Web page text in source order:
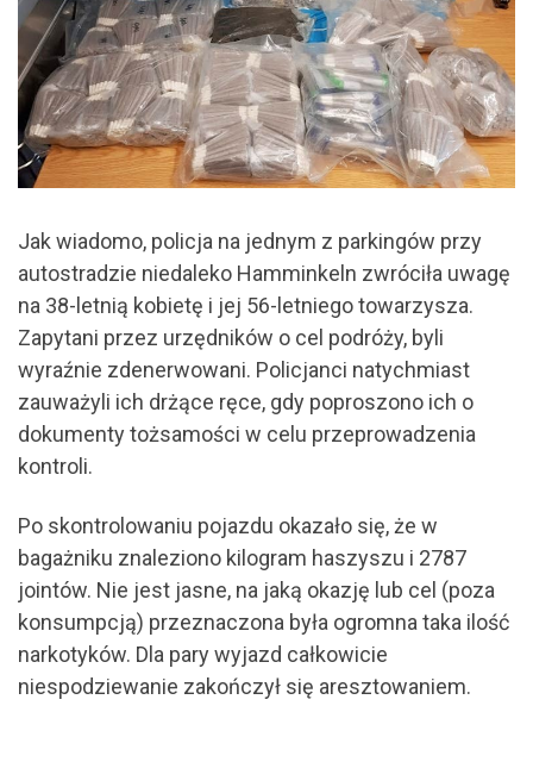
Jak wiadomo, policja na jednym z parkingów przy
autostradzie niedaleko Hamminkeln zwróciła uwagę
na 38-letnią kobietę i jej 56-letniego towarzysza.
Zapytani przez urzędników o cel podróży, byli
wyraźnie zdenerwowani. Policjanci natychmiast
zauważyli ich drżące ręce, gdy poproszono ich o
dokumenty tożsamości w celu przeprowadzenia
kontroli.
Po skontrolowaniu pojazdu okazało się, że w
bagażniku znaleziono kilogram haszyszu i 2787
jointów. Nie jest jasne, na jaką okazję lub cel (poza
konsumpcją) przeznaczona była ogromna taka ilość
narkotyków. Dla pary wyjazd całkowicie
niespodziewanie zakończył się aresztowaniem.